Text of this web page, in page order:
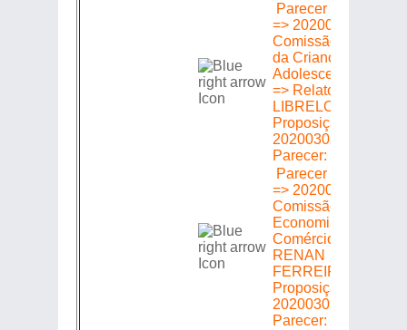
Parecer em
=> 20200302178 =>
Comissão de
da Criança do
Adolescente e do
=> Relator:
LIBRELON =>
Proposição
20200302178 =>
Parecer: Favorável
Parecer em
=> 20200302178 =>
Comissão de
Economia Indústria
Comércio =>
RENAN
FERREIRINHA =>
Proposição
20200302178 =>
Parecer: Favorável